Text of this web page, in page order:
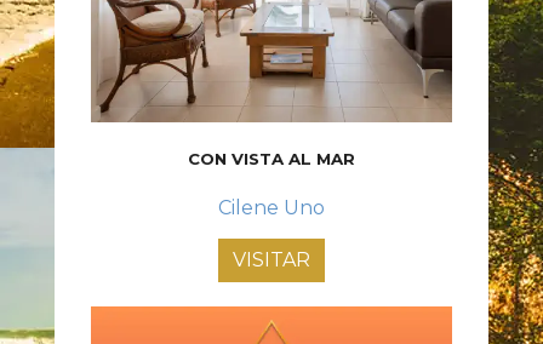
CON VISTA AL MAR
Cilene Uno
VISITAR